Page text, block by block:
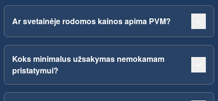
Ar svetainėje rodomos kainos apima PVM?
Koks minimalus užsakymas nemokamam
pristatymui?